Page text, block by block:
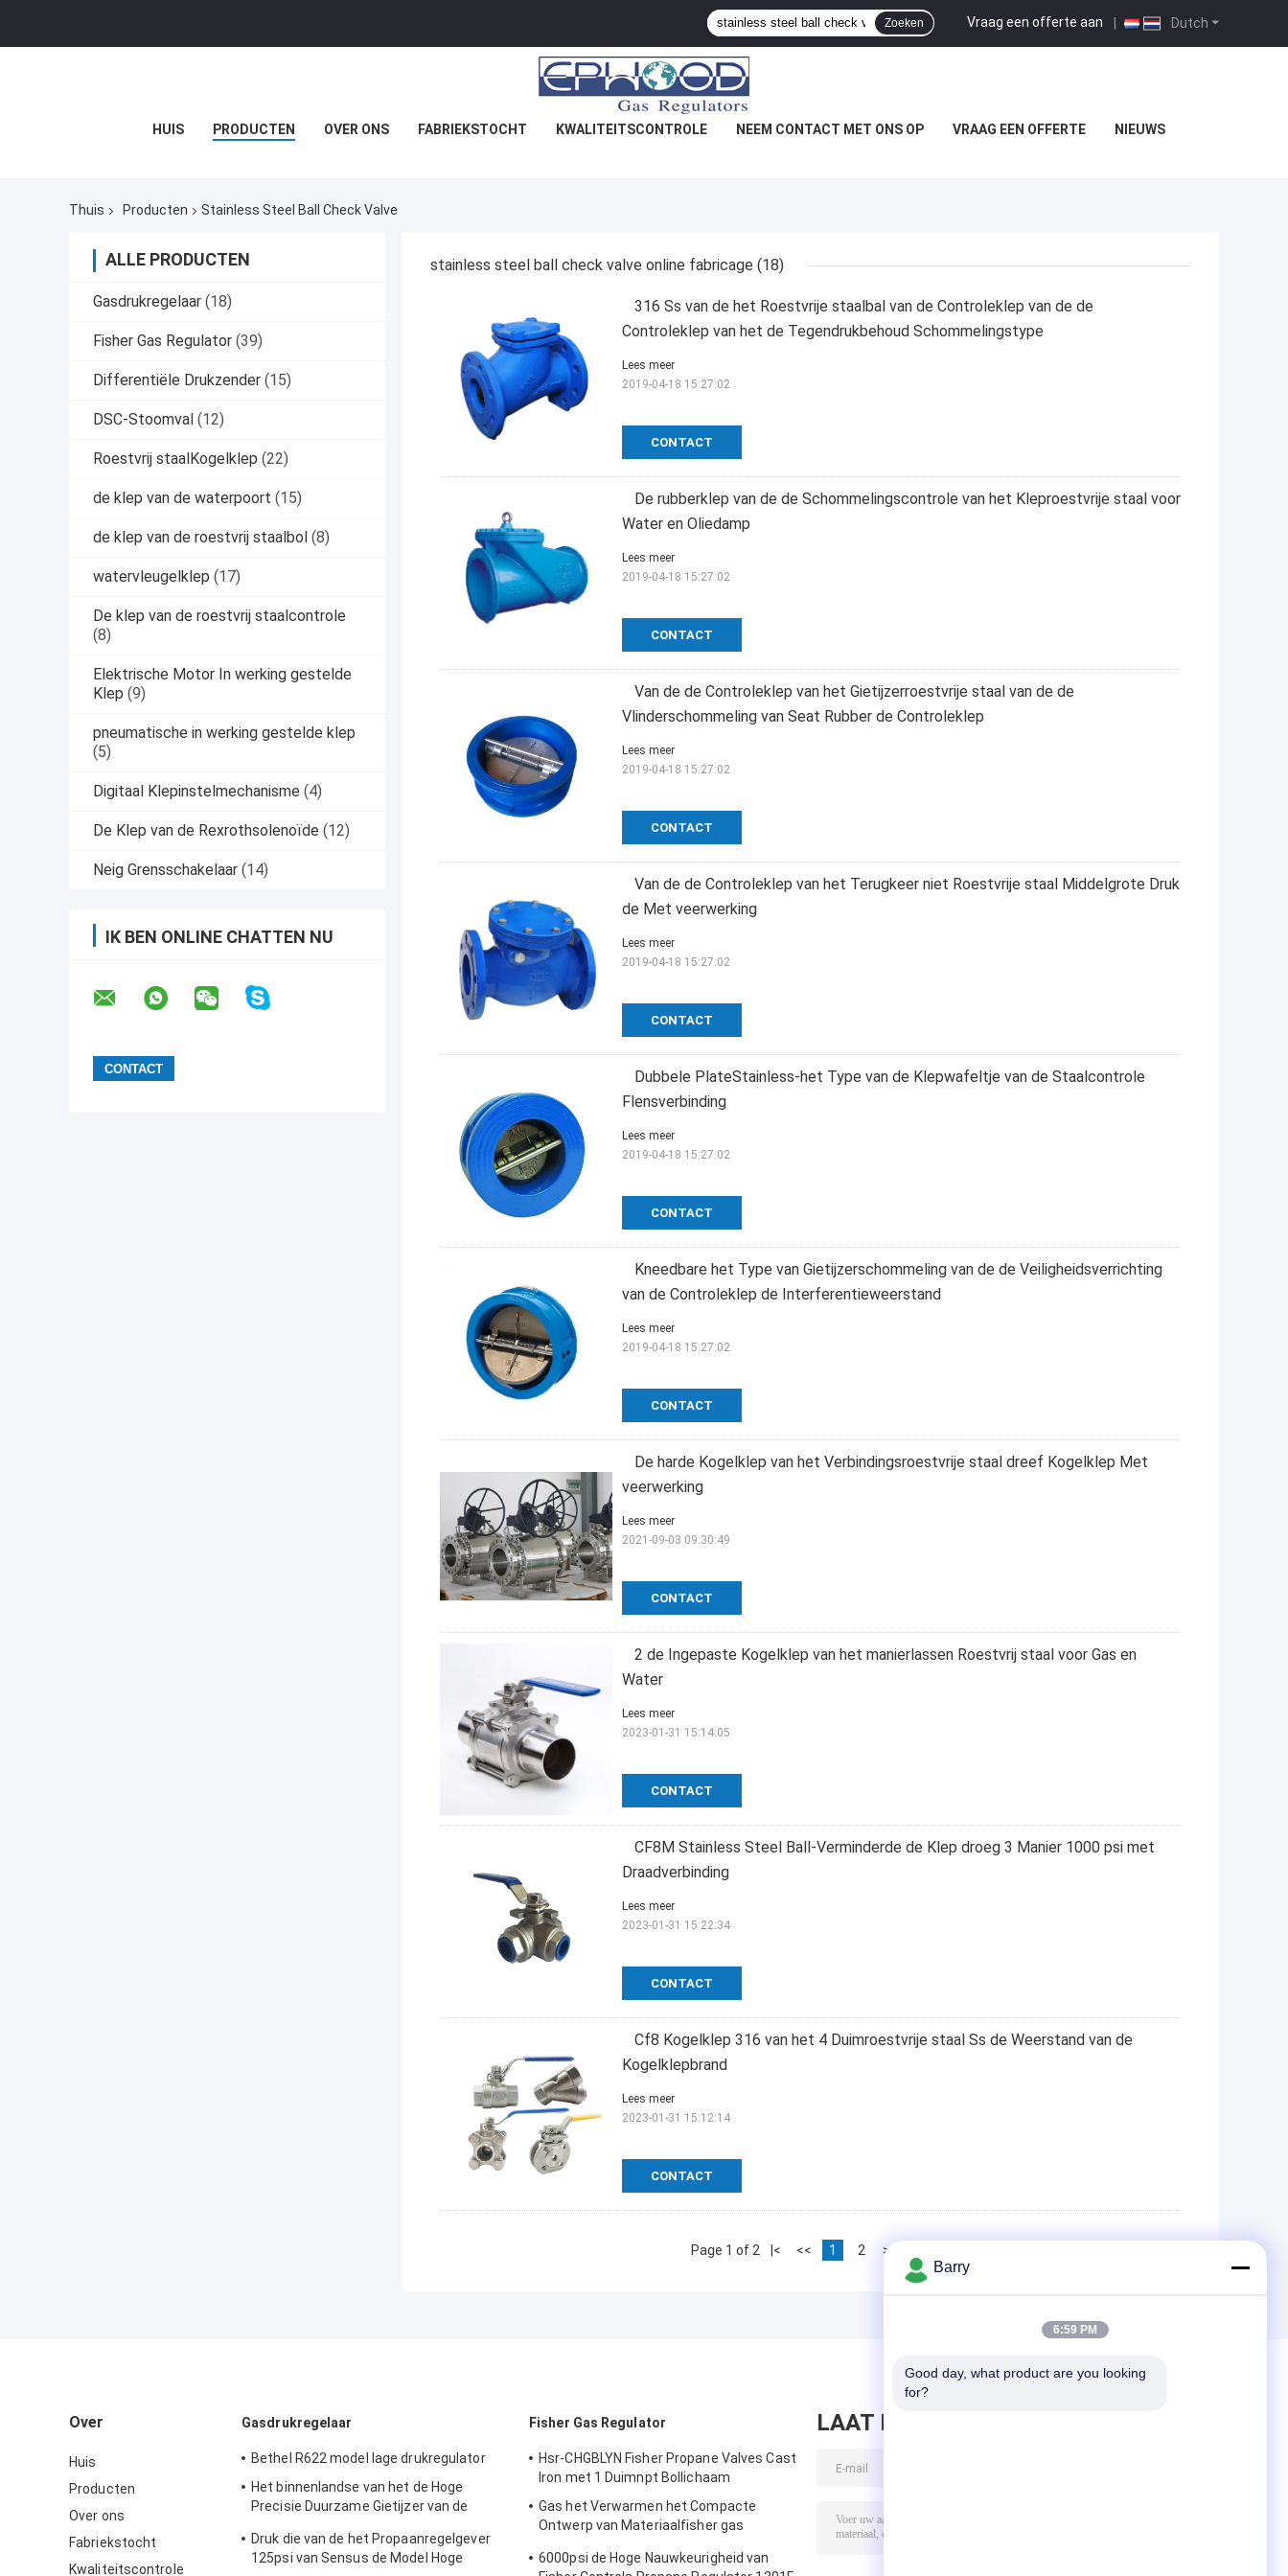
Dutch
Vraag een offerte aan |
Zoeken
HUIS PRODUCTEN OVER ONS FABRIEKSTOCHT KWALITEITSCONTROLE NEEM CONTACT MET ONS OP VRAAG EEN OFFERTE NIEUWS
Thuis Producten Stainless Steel Ball Check Valve
ALLE PRODUCTEN
Gasdrukregelaar (18)
Fisher Gas Regulator (39)
Differentiële Drukzender (15)
DSC-Stoomval (12)
Roestvrij staalKogelklep (22)
de klep van de waterpoort (15)
de klep van de roestvrij staalbol (8)
watervleugelklep (17)
De klep van de roestvrij staalcontrole
(8)
Elektrische Motor In werking gestelde
Klep (9)
pneumatische in werking gestelde klep
(5)
Digitaal Klepinstelmechanisme (4)
De Klep van de Rexrothsolenoïde (12)
Neig Grensschakelaar (14)
IK BEN ONLINE CHATTEN NU
stainless steel ball check valve online fabricage (18)
316 Ss van de het Roestvrije staalbal van de Controleklep van de de
Controleklep van het de Tegendrukbehoud Schommelingstype
CONTACT
Lees meer
2019-04-18 15:27:02
De rubberklep van de de Schommelingscontrole van het Kleproestvrije staal voor
Water en Oliedamp
CONTACT
Lees meer
2019-04-18 15:27:02
Van de de Controleklep van het Gietijzerroestvrije staal van de de
Vlinderschommeling van Seat Rubber de Controleklep
CONTACT
Lees meer
2019-04-18 15:27:02
Van de de Controleklep van het Terugkeer niet Roestvrije staal Middelgrote Druk
de Met veerwerking
CONTACT
Lees meer
2019-04-18 15:27:02
Dubbele PlateStainless-het Type van de Klepwafeltje van de Staalcontrole
Flensverbinding
CONTACT
Lees meer
2019-04-18 15:27:02
Kneedbare het Type van Gietijzerschommeling van de de Veiligheidsverrichting
van de Controleklep de Interferentieweerstand
CONTACT
Lees meer
2019-04-18 15:27:02
De harde Kogelklep van het Verbindingsroestvrije staal dreef Kogelklep Met
veerwerking
CONTACT
Lees meer
2021-09-03 09:30:49
2 de Ingepaste Kogelklep van het manierlassen Roestvrij staal voor Gas en
Water
CONTACT
Lees meer
2023-01-31 15:14:05
CF8M Stainless Steel Ball-Verminderde de Klep droeg 3 Manier 1000 psi met
Draadverbinding
CONTACT
Lees meer
2023-01-31 15:22:34
Cf8 Kogelklep 316 van het 4 Duimroestvrije staal Ss de Weerstand van de
Kogelklepbrand
CONTACT
Lees meer
2023-01-31 15:12:14
Page 1 of 2 |< << 1 2 >>
Over
Huis
Producten
Over ons
Fabriekstocht
Kwaliteitscontrole
Gasdrukregelaar
Bethel R622 model lage drukregulator
Het binnenlandse van het de Hoge
Precisie Duurzame Gietijzer van de
Sensus 496 Model
Druk die van de het Propaanregelgever
125psi van Sensus de Model Hoge
Fisher Gas Regulator
Hsr-CHGBLYN Fisher Propane Valves Cast
Iron met 1 Duimnpt Bollichaam
Gas het Verwarmen het Compacte
Ontwerp van Materiaalfisher gas
6000psi de Hoge Nauwkeurigheid van
LAAT BERICHT ACHTER
Barry
6:59 PM
Good day, what product are you looking
for?